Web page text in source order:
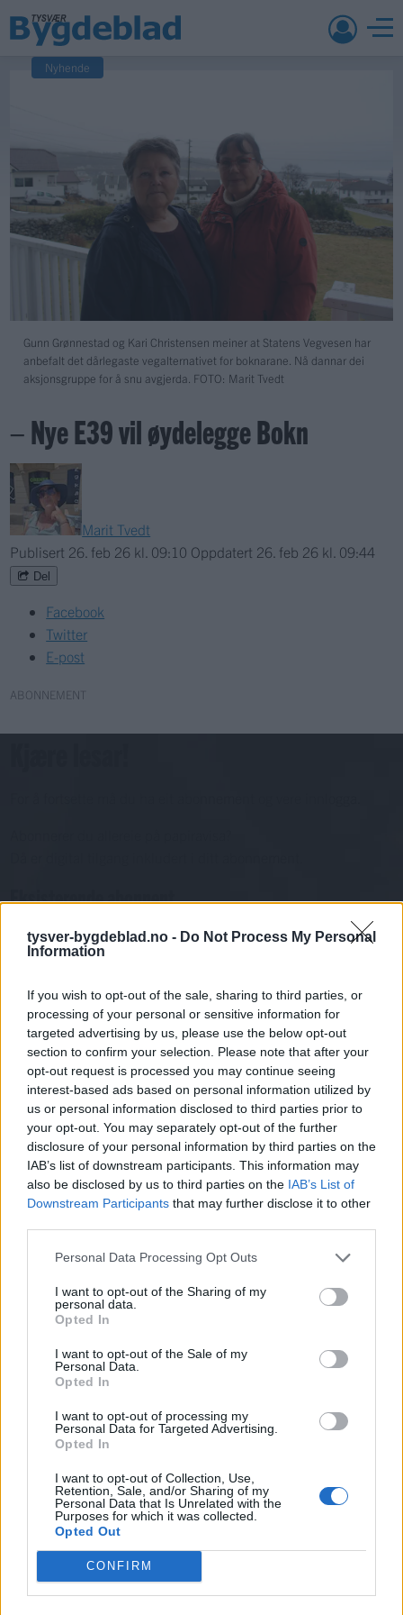
tysver-bygdeblad.no - Do Not Process My Personal
Information
If you wish to opt-out of the sale, sharing to third parties, or
processing of your personal or sensitive information for
targeted advertising by us, please use the below opt-out
section to confirm your selection. Please note that after your
opt-out request is processed you may continue seeing
interest-based ads based on personal information utilized by
us or personal information disclosed to third parties prior to
your opt-out. You may separately opt-out of the further
disclosure of your personal information by third parties on the
IAB’s list of downstream participants. This information may
also be disclosed by us to third parties on the IAB’s List of
Downstream Participants that may further disclose it to other
Personal Data Processing Opt Outs
I want to opt-out of the Sharing of my
personal data.
Opted In
I want to opt-out of the Sale of my
Personal Data.
Opted In
I want to opt-out of processing my
Personal Data for Targeted Advertising.
Opted In
I want to opt-out of Collection, Use,
Retention, Sale, and/or Sharing of my
Personal Data that Is Unrelated with the
Purposes for which it was collected.
Opted Out
CONFIRM
Gunn Grønnestad og Kari Christensen meiner at Statens Vegvesen har
anbefalt det dårlegaste vegalternativet for boknarane. Nå dannar dei
aksjonsgruppe for å snu avgjerda. FOTO: Marit Tvedt
Nyhende
– Nye E39 vil øydelegge Bokn
Marit Tvedt
Publisert 26. feb 26 kl. 09:10 Oppdatert 26. feb 26 kl. 09:44
Del
Facebook
Twitter
E-post
ABONNEMENT
Eksisterende abonnent
Abo. nr eller e-post
Passord
Har du ikkje abonnement?
Bli abonnent
Nyhende
Mest lest siste syv dager
– Finner roen på hytta